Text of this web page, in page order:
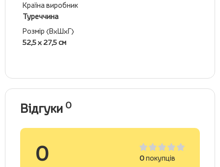
Країна виробник
Туреччина
Розмір (ВхШхГ)
52,5 х 27,5 см
Відгуки 0
0 0покупців